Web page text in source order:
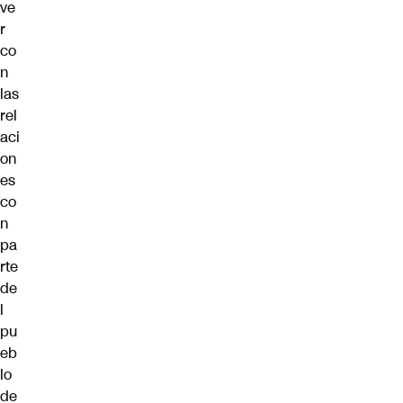
ve
r
co
n
las
rel
aci
on
es
co
n
pa
rte
de
l
pu
eb
lo
de